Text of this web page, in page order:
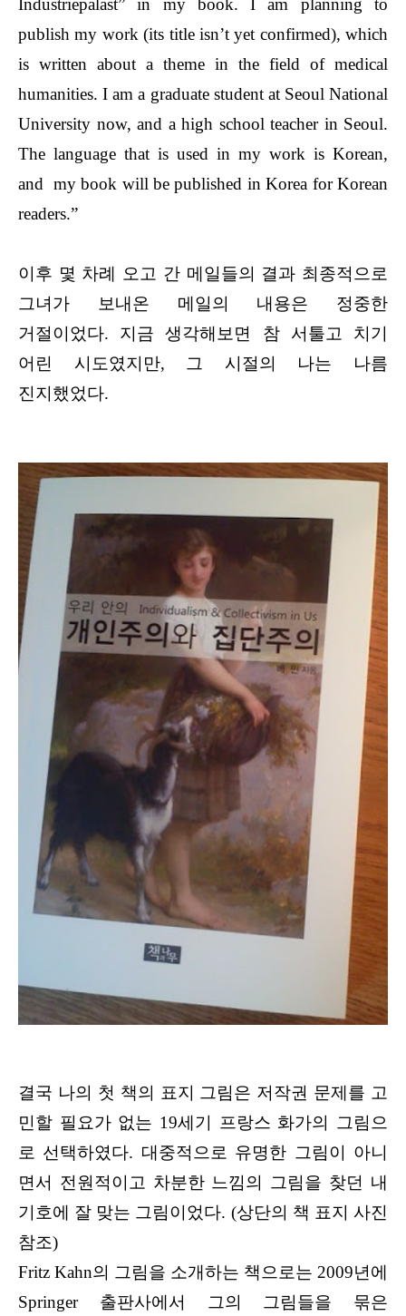
Industriepalast” in my book. I am planning to
publish my work (its title isn’t yet confirmed), which
is written about a theme in the field of medical
humanities. I am a graduate student at Seoul National
University now, and a high school teacher in Seoul.
The language that is used in my work is Korean,
and my book will be published in Korea for Korean
readers.”
이후 몇 차례 오고 간 메일들의 결과 최종적으로
그녀가 보내온 메일의 내용은 정중한
거절이었다. 지금 생각해보면 참 서툴고 치기
어린 시도였지만, 그 시절의 나는 나름
진지했었다.
결국 나의 첫 책의 표지 그림은 저작권 문제를 고
민할 필요가 없는 19세기 프랑스 화가의 그림으
로 선택하였다. 대중적으로 유명한 그림이 아니
면서 전원적이고 차분한 느낌의 그림을 찾던 내
기호에 잘 맞는 그림이었다. (상단의 책 표지 사진
참조)
Fritz Kahn의 그림을 소개하는 책으로는 2009년에
Springer 출판사에서 그의 그림들을 묶은